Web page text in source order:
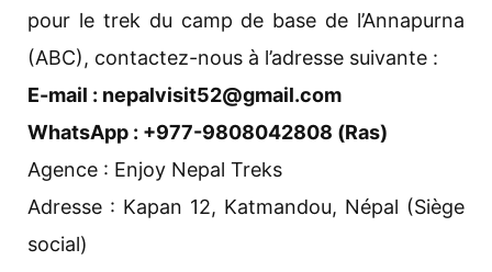
pour le trek du camp de base de l’Annapurna
(ABC), contactez-nous à l’adresse suivante :
E-mail : nepalvisit52@gmail.com
WhatsApp : +977-9808042808 (Ras)
Agence : Enjoy Nepal Treks
Adresse : Kapan 12, Katmandou, Népal (Siège
social)